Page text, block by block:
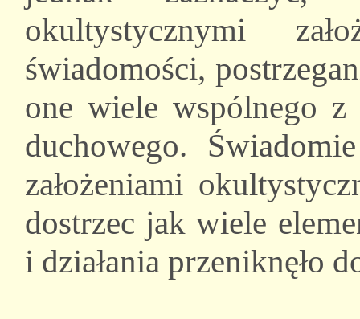
okultystycznymi
świadomości,
one wiele wspólnego
duchowego.
założeniami
dostrzec jak wiele
i działania przeniknęło